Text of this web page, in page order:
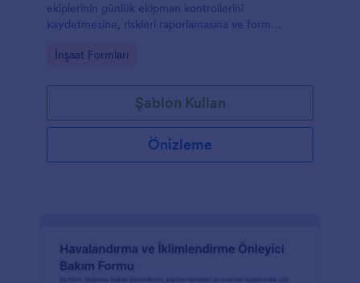
ekiplerinin günlük ekipman kontrollerini
kaydetmesine, riskleri raporlamasına ve form
dönüştürmesine yardımcı olur.
Go to Category:
İnşaat Formları
Şablon Kullan
Önizleme